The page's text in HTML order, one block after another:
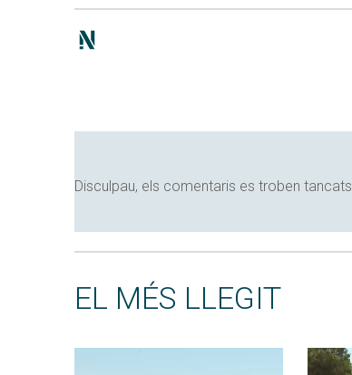
Disculpau, els comentaris es troben tancats
EL MÉS LLEGIT